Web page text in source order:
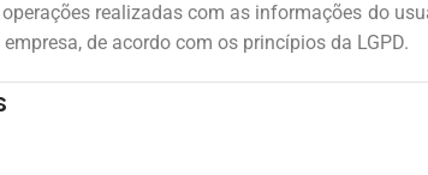
realizadas com as informações do
de acordo com os princípios da LGPD.